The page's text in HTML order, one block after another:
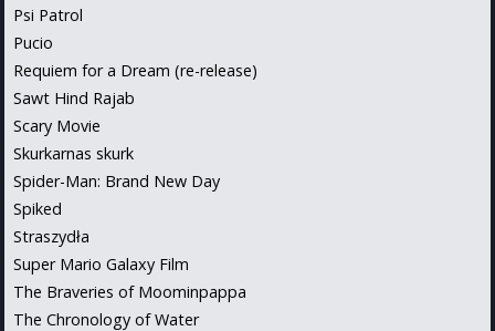
Psi Patrol
Pucio
Requiem for a Dream (re-release)
Sawt Hind Rajab
Scary Movie
Skurkarnas skurk
Spider-Man: Brand New Day
Spiked
Straszydła
Super Mario Galaxy Film
The Braveries of Moominpappa
The Chronology of Water